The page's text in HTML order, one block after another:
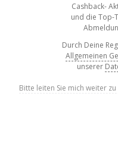
Cashback-
und die Top-
Durch Deine
Allgemeinen
unserer
Bitte leiten Sie mich weiter